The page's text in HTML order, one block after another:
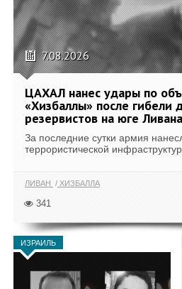
7.08.2026
ЦАХАЛ нанес удары по
«Хизбаллы» после гибели
резервистов на юге Ливана
За последние сутки армия
террористической
ЛИВАН ХИЗБАЛЛА
341
ИЗРАИЛЬ